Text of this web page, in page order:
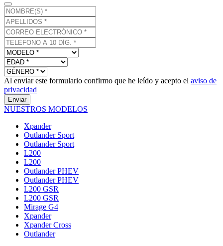
Al enviar este formulario confirmo que he leído y acepto el aviso de
privacidad
Enviar
NUESTROS MODELOS
Xpander
Outlander Sport
Outlander Sport
L200
L200
Outlander PHEV
Outlander PHEV
L200 GSR
L200 GSR
Mirage G4
Xpander
Xpander Cross
Outlander